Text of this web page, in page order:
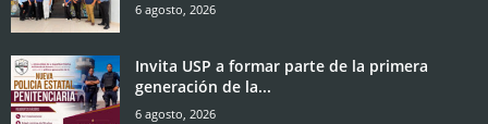
6 agosto, 2026
Invita USP a formar parte de la primera
generación de la...
6 agosto, 2026